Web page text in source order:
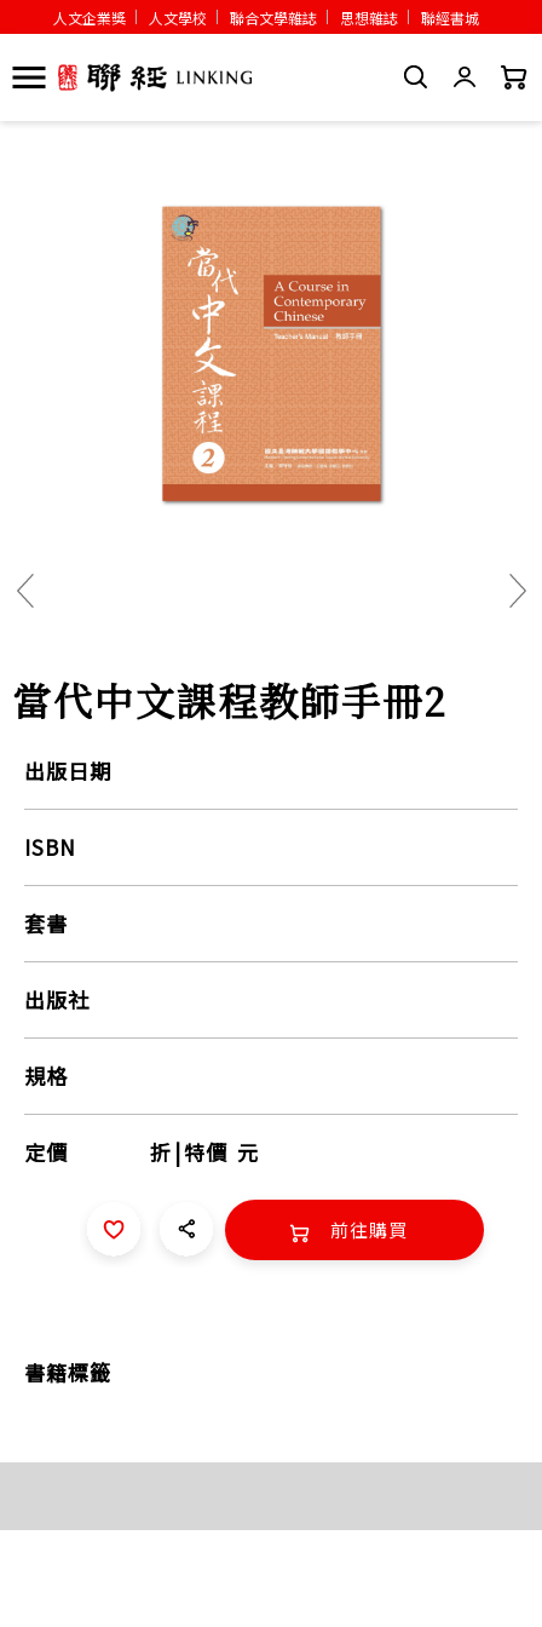
人文企業獎 人文學校 聯合文學雜誌 思想雜誌 聯經書城
當代中文課程教師手冊2
出版日期
ISBN
套書
出版社
規格
定價 折 |特價 元
前往購買
書籍標籤